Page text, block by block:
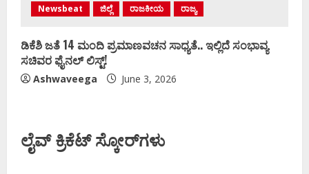
Newsbeat ಜಿಲ್ಲೆ ರಾಜಕೀಯ ರಾಜ್ಯ
ಡಿಕೆಶಿ ಜತೆ 14 ಮಂದಿ ಪ್ರಮಾಣವಚನ ಸಾಧ್ಯತೆ.. ಇಲ್ಲಿದೆ ಸಂಭಾವ್ಯ
ಸಚಿವರ ಫೈನಲ್ ಲಿಸ್ಟ್‌!
Ashwaveega June 3, 2026
ಲೈವ್ ಕ್ರಿಕೆಟ್ ಸ್ಕೋರ್‌ಗಳು